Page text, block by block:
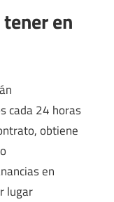
en
cada 24 horas
obtiene
en
lugar